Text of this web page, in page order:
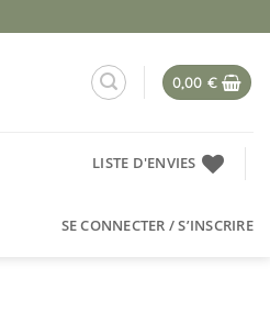
0,00 €
LISTE D'ENVIES
SE CONNECTER / S’INSCRIRE